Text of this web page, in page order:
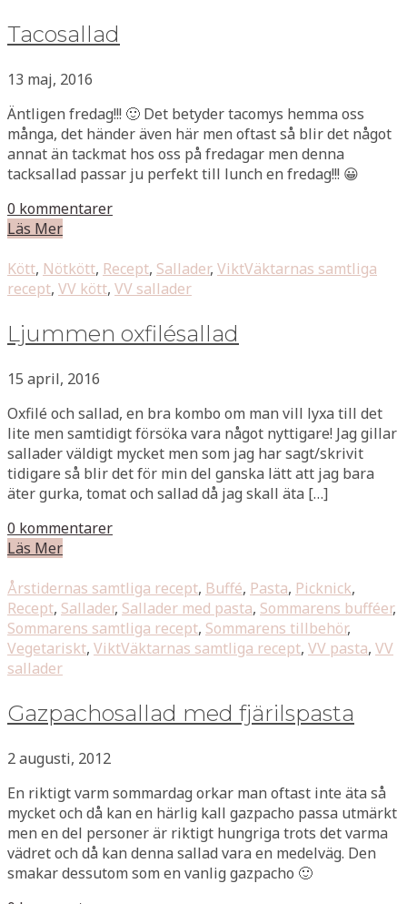
Tacosallad
13 maj, 2016
Äntligen fredag!!! 🙂 Det betyder tacomys hemma oss
många, det händer även här men oftast så blir det något
annat än tackmat hos oss på fredagar men denna
tacksallad passar ju perfekt till lunch en fredag!!! 😀
0 kommentarer
Läs Mer
Kött, Nötkött, Recept, Sallader, ViktVäktarnas samtliga
recept, VV kött, VV sallader
Ljummen oxfilésallad
15 april, 2016
Oxfilé och sallad, en bra kombo om man vill lyxa till det
lite men samtidigt försöka vara något nyttigare! Jag gillar
sallader väldigt mycket men som jag har sagt/skrivit
tidigare så blir det för min del ganska lätt att jag bara
äter gurka, tomat och sallad då jag skall äta […]
0 kommentarer
Läs Mer
Årstidernas samtliga recept, Buffé, Pasta, Picknick,
Recept, Sallader, Sallader med pasta, Sommarens bufféer,
Sommarens samtliga recept, Sommarens tillbehör,
Vegetariskt, ViktVäktarnas samtliga recept, VV pasta, VV
sallader
Gazpachosallad med fjärilspasta
2 augusti, 2012
En riktigt varm sommardag orkar man oftast inte äta så
mycket och då kan en härlig kall gazpacho passa utmärkt
men en del personer är riktigt hungriga trots det varma
vädret och då kan denna sallad vara en medelväg. Den
smakar dessutom som en vanlig gazpacho 🙂